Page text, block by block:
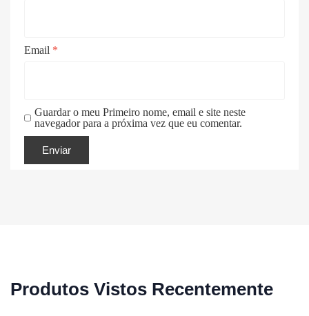
Email *
Guardar o meu Primeiro nome, email e site neste
navegador para a próxima vez que eu comentar.
Produtos Vistos Recentemente